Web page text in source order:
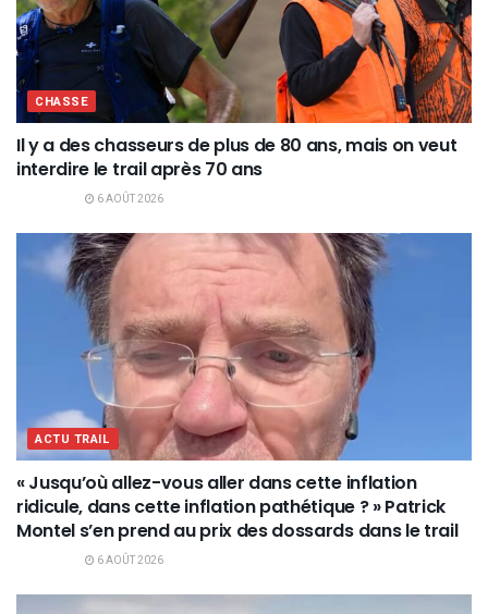
CHASSE
Il y a des chasseurs de plus de 80 ans, mais on veut
interdire le trail après 70 ans
6 AOÛT 2026
ACTU TRAIL
« Jusqu’où allez-vous aller dans cette inflation
ridicule, dans cette inflation pathétique ? » Patrick
Montel s’en prend au prix des dossards dans le trail
6 AOÛT 2026